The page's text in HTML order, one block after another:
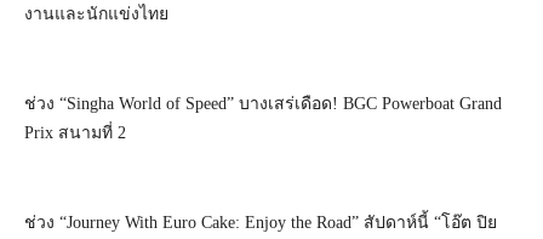
งานและนักแข่งไทย
ช่วง “Singha World of Speed” บางเสร่เดือด! BGC Powerboat Grand
Prix สนามที่ 2
ช่วง “Journey With Euro Cake: Enjoy the Road” สัปดาห์นี้ “โอ๊ต ปิย